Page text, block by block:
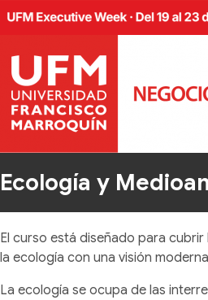
Ecología y
El curso está diseñado para
la ecología con una visión
La ecología se ocupa de las